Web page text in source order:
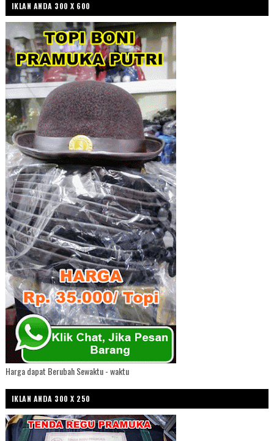
IKLAN ANDA 300 X 600
Harga dapat Berubah Sewaktu - waktu
IKLAN ANDA 300 X 250